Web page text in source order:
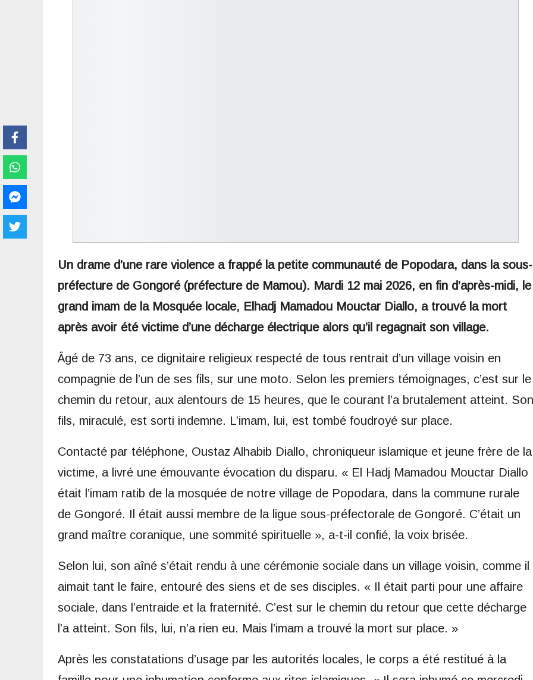
Un drame d’une rare violence a frappé la petite communauté de Popodara, dans la sous-
préfecture de Gongoré (préfecture de Mamou). Mardi 12 mai 2026, en fin d’après-midi, le
grand imam de la Mosquée locale, Elhadj Mamadou Mouctar Diallo, a trouvé la mort
après avoir été victime d’une décharge électrique alors qu’il regagnait son village.
Âgé de 73 ans, ce dignitaire religieux respecté de tous rentrait d’un village voisin en
compagnie de l’un de ses fils, sur une moto. Selon les premiers témoignages, c’est sur le
chemin du retour, aux alentours de 15 heures, que le courant l’a brutalement atteint. Son
fils, miraculé, est sorti indemne. L’imam, lui, est tombé foudroyé sur place.
Contacté par téléphone, Oustaz Alhabib Diallo, chroniqueur islamique et jeune frère de la
victime, a livré une émouvante évocation du disparu. « El Hadj Mamadou Mouctar Diallo
était l’imam ratib de la mosquée de notre village de Popodara, dans la commune rurale
de Gongoré. Il était aussi membre de la ligue sous-préfectorale de Gongoré. C’était un
grand maître coranique, une sommité spirituelle », a-t-il confié, la voix brisée.
Selon lui, son aîné s’était rendu à une cérémonie sociale dans un village voisin, comme il
aimait tant le faire, entouré des siens et de ses disciples. « Il était parti pour une affaire
sociale, dans l’entraide et la fraternité. C’est sur le chemin du retour que cette décharge
l’a atteint. Son fils, lui, n’a rien eu. Mais l’imam a trouvé la mort sur place. »
Après les constatations d’usage par les autorités locales, le corps a été restitué à la